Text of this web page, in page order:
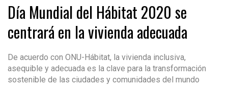
Día Mundial del Hábitat 2020 se
centrará en la vivienda adecuada
De acuerdo con ONU-Hábitat, la vivienda inclusiva,
asequible y adecuada es la clave para la transformación
sostenible de las ciudades y comunidades del mundo